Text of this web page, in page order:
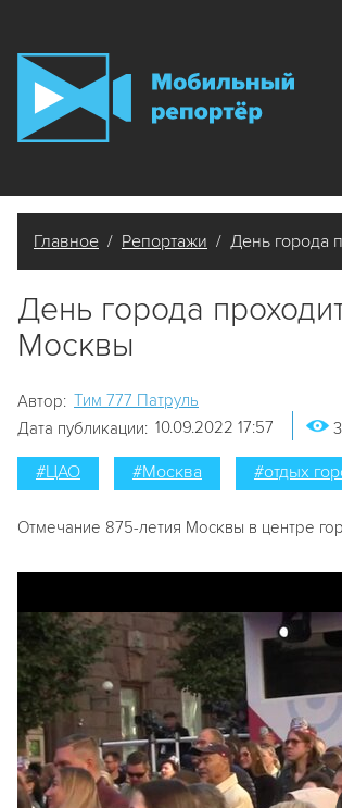
Главное / Репортажи / День города
День города
Москвы
Автор: Tим 777 Патруль
Дата публикации: 10.09.2022 17:57
#ЦАО #Москва #отдых
Отмечание 875-летия Москвы в центре